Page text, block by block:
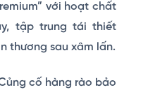
với hoạt chất
tập trung tái thiết
thương sau xâm lấn.
cố hàng rào bảo